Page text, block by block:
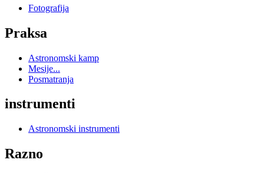
Fotografija
Praksa
Astronomski kamp
Mesije...
Posmatranja
instrumenti
Astronomski instrumenti
Razno